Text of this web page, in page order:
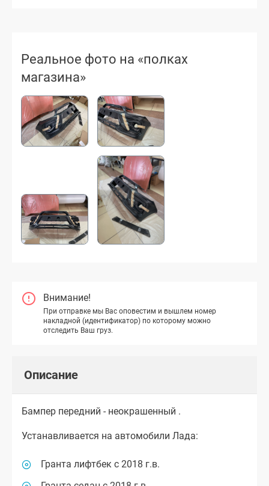
Реальное фото на «полках
магазина»
Внимание!
При отправке мы Вас оповестим и вышлем номер
накладной (идентификатор) по которому можно
отследить Ваш груз.
Описание
Бампер передний - неокрашенный .
Устанавливается на автомобили Лада:
Гранта лифтбек с 2018 г.в.